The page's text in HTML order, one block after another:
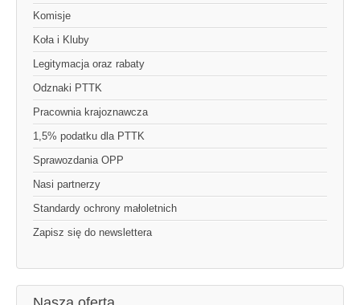
Komisje
Koła i Kluby
Legitymacja oraz rabaty
Odznaki PTTK
Pracownia krajoznawcza
1,5% podatku dla PTTK
Sprawozdania OPP
Nasi partnerzy
Standardy ochrony małoletnich
Zapisz się do newslettera